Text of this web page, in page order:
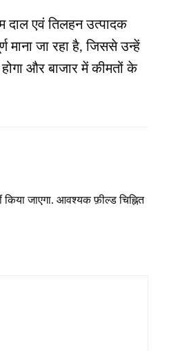
एवं तिलहन उत्पादक
माना जा रहा है, जिससे उन्हें
और बाजार में कीमतों के
जाएगा. आवश्यक फ़ील्ड चिह्नित